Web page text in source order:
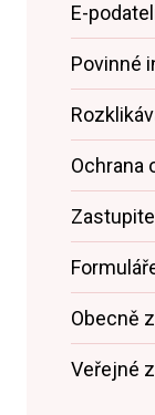
E-
Povinné
Ochrana
Obecně
Veřejné